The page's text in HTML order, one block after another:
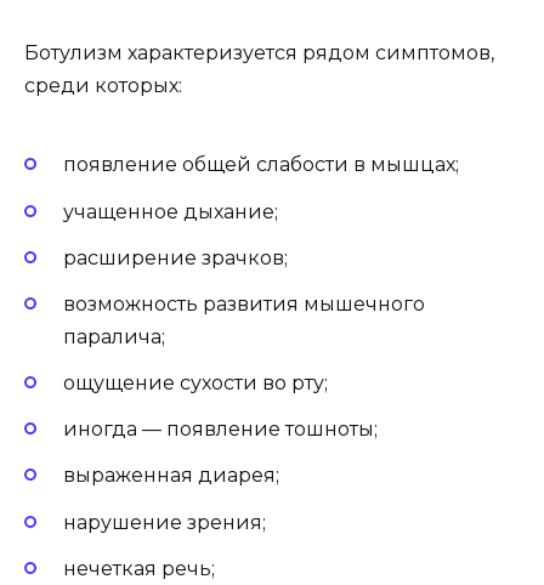
Ботулизм характеризуется рядом симптомов,
среди которых:
появление общей слабости в мышцах;
учащенное дыхание;
расширение зрачков;
возможность развития мышечного
паралича;
ощущение сухости во рту;
иногда — появление тошноты;
выраженная диарея;
нарушение зрения;
нечеткая речь;